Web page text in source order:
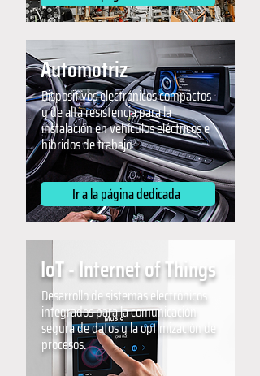
Automotriz
Dispositivos electrónicos compactos
y de alta resistencia para la
instalación en vehículos eléctricos e
híbridos de trabajo.
Ir a la página dedicada
IoT - Internet of Things
Desarrollo de sistemas electrónicos
integrados para la comunicación
segura de datos y la optimización de
procesos.